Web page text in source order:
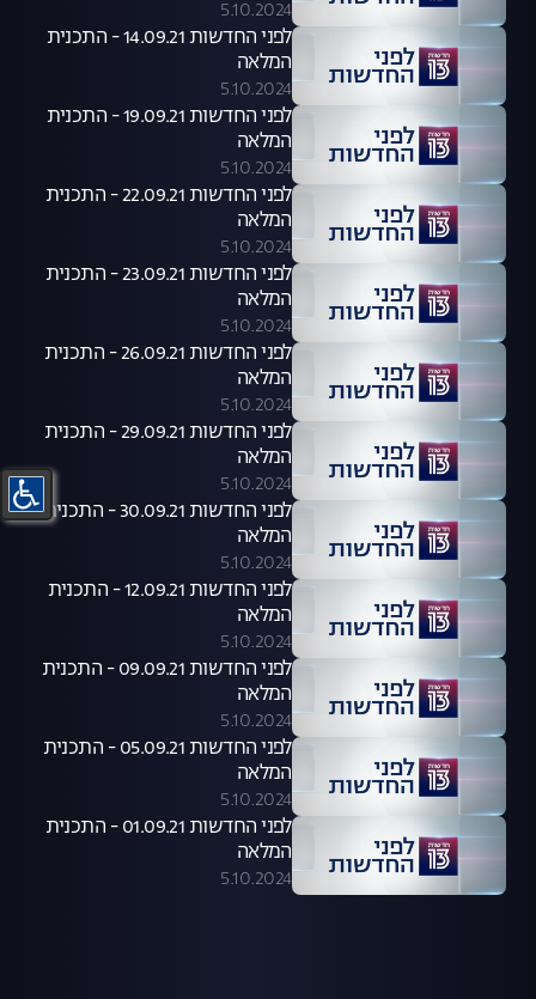
5.10.2024
לפני החדשות 14.09.21 - התכנית
המלאה
5.10.2024
לפני החדשות 19.09.21 - התכנית
המלאה
5.10.2024
לפני החדשות 22.09.21 - התכנית
המלאה
5.10.2024
לפני החדשות 23.09.21 - התכנית
המלאה
5.10.2024
לפני החדשות 26.09.21 - התכנית
המלאה
5.10.2024
לפני החדשות 29.09.21 - התכנית
המלאה
5.10.2024
לפני החדשות 30.09.21 - התכנית
המלאה
5.10.2024
לפני החדשות 12.09.21 - התכנית
המלאה
5.10.2024
לפני החדשות 09.09.21 - התכנית
המלאה
5.10.2024
לפני החדשות 05.09.21 - התכנית
המלאה
5.10.2024
לפני החדשות 01.09.21 - התכנית
המלאה
5.10.2024